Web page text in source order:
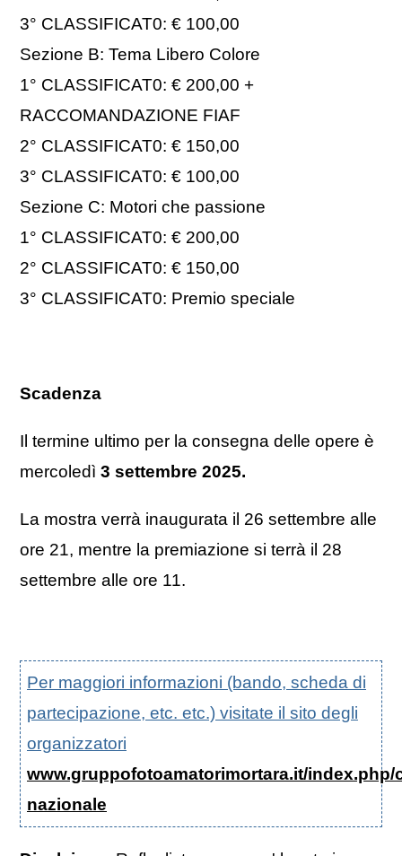
3° CLASSIFICAT0: € 100,00
Sezione B: Tema Libero Colore
1° CLASSIFICAT0: € 200,00 +
RACCOMANDAZIONE FIAF
2° CLASSIFICAT0: € 150,00
3° CLASSIFICAT0: € 100,00
Sezione C: Motori che passione
1° CLASSIFICAT0: € 200,00
2° CLASSIFICAT0: € 150,00
3° CLASSIFICAT0: Premio speciale
Scadenza
Il termine ultimo per la consegna delle opere è
mercoledì 3 settembre 2025.
La mostra verrà inaugurata il 26 settembre alle
ore 21, mentre la premiazione si terrà il 28
settembre alle ore 11.
Per maggiori informazioni (bando, scheda di
partecipazione, etc. etc.) visitate il sito degli
organizzatori
www.gruppofotoamatorimortara.it/index.php/
nazionale